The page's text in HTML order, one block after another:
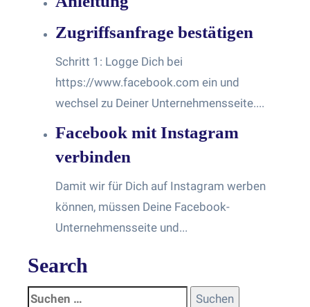
Zugriffsanfrage bestätigen
Schritt 1: Logge Dich bei
https://www.facebook.com ein und
wechsel zu Deiner Unternehmensseite....
Facebook mit Instagram
verbinden
Damit wir für Dich auf Instagram werben
können, müssen Deine Facebook-
Unternehmensseite und...
Search